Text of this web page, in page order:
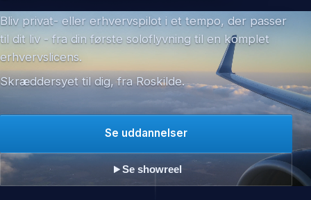
Bliv privat- eller erhvervspilot i et tempo, der passer
til dit liv - fra din første soloflyvning til en komplet
erhvervslicens.
Skræddersyet til dig, fra Roskilde.
Se uddannelser
Se showreel